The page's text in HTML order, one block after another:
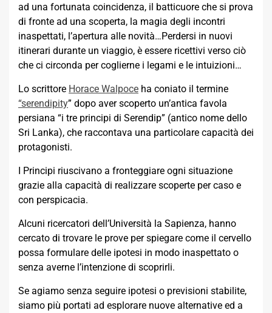
ad una fortunata coincidenza, il batticuore che si prova
di fronte ad una scoperta, la magia degli incontri
inaspettati, l’apertura alle novità…Perdersi in nuovi
itinerari durante un viaggio, è essere ricettivi verso ciò
che ci circonda per coglierne i legami e le intuizioni…
Lo scrittore Horace Walpoce ha coniato il termine
“serendipity” dopo aver scoperto un’antica favola
persiana “i tre principi di Serendip” (antico nome dello
Sri Lanka), che raccontava una particolare capacità dei
protagonisti.
I Principi riuscivano a fronteggiare ogni situazione
grazie alla capacità di realizzare scoperte per caso e
con perspicacia.
Alcuni ricercatori dell’Università la Sapienza, hanno
cercato di trovare le prove per spiegare come il cervello
possa formulare delle ipotesi in modo inaspettato o
senza averne l’intenzione di scoprirli.
Se agiamo senza seguire ipotesi o previsioni stabilite,
siamo più portati ad esplorare nuove alternative ed a